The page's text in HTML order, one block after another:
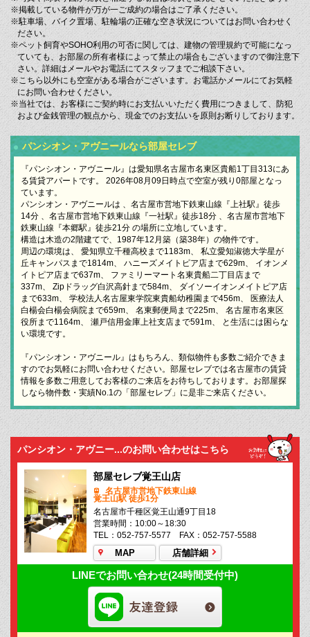
※掲載している物件が万が一ご成約の場合はご了承ください。
※駐車場、バイク置場、駐輪場の正確な空き状況についてはお問い合わせく
ださい。
※ペット飼育やSOHO利用の可否に関しては、建物の管理規約で可能になっ
ていても、お部屋の所有者様によって禁止の場合もございますので御注意下
さい。詳細はメールやお電話にてスタッフまでご相談下さい。
※こちら以外にも空室がある場合がございます。お電話かメールにてお気軽
にお問い合わせください。
※当社では、お客様にご契約時にお支払いいただく費用につきまして、防犯
および金銭管理の観点から、現金でのお支払いを原則お断りしております。
パンシオン・アヴニールなら部屋セレブ
『パンシオン・アヴニール』は愛知県名古屋市名東区貴船1丁目313にあ
る賃貸アパートです。 2026年08月09日時点で空室が残り0部屋となっ
ています。
パンシオン・アヴニールは 、名古屋市営地下鉄東山線『上社駅』徒歩
14分 、名古屋市営地下鉄東山線『一社駅』徒歩18分 、名古屋市営地下
鉄東山線『本郷駅』徒歩21分 の場所に立地しています。
構造は木造の2階建てで、1987年12月築（築38年）の物件です。
周辺の環境は、 愛知県立千種高校まで1183m、 私立愛知淑徳大学星が
丘キャンパスまで1814m、 ハニーズメイトピア店まで629m、 イオンメ
イトピア店まで637m、 ファミリーマート名東貴船二丁目店まで
337m、 Zipドラッグ白沢高針まで584m、 ダイソーイオンメイトピア店
まで633m、 学校法人名古屋東学院東貴船幼稚園まで456m、 医療法人
白楊会白楊会病院まで659m、 名東郵便局まで225m、 名古屋市名東区
役所まで1164m、 瀬戸信用金庫上社支店まで591m、 と生活には困らな
い環境です。
『パンシオン・アヴニール』はもちろん、類似物件も多数ご紹介できま
すのでお気軽にお問い合わせください。部屋セレブでは名古屋市の賃貸
情報を多数ご用意してお客様のご来店をお待ちしております。お部屋探
しなら物件数・実績No.1の「部屋セレブ」に是非ご来店ください。
パンシオン・アヴニー...のお問い合わせはこちら
部屋セレブ覚王山店
名古屋市営地下鉄東山線
覚王山駅 徒歩1分
名古屋市千種区覚王山通9丁目18
営業時間：10:00～18:30
TEL：052-757-5577 FAX：052-757-5588
MAP 店舗詳細
LINEでお問い合わせ(24時間受付中)